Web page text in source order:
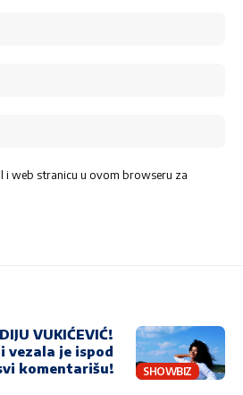
i web stranicu u ovom browseru za
SHOWBIZ
VUKIĆEVIĆ!
vezala je ispod
komentarišu!